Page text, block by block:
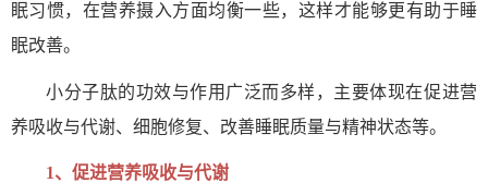
眠习惯，在营养摄入方面均衡一些，这样才能够更有助于睡
眠改善。
小分子肽的功效与作用广泛而多样，主要体现在促进营
养吸收与代谢、细胞修复、改善睡眠质量与精神状态等。
1、 促进营养吸收与代谢